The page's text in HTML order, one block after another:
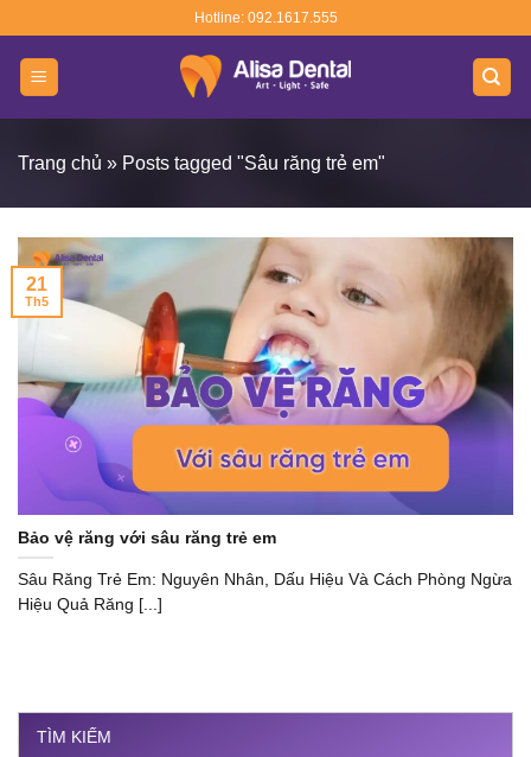
content
Hotline: 092.1617.555
Trang chủ » Posts tagged "Sâu răng trẻ em"
Bảo vệ răng với sâu răng trẻ em
Sâu Răng Trẻ Em: Nguyên Nhân, Dấu Hiệu Và Cách Phòng Ngừa
Hiệu Quả Răng [...]
21
Th5
TÌM KIẾM